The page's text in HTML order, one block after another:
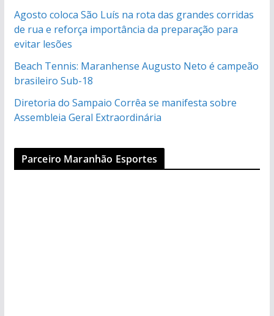
Agosto coloca São Luís na rota das grandes corridas
de rua e reforça importância da preparação para
evitar lesões
Beach Tennis: Maranhense Augusto Neto é campeão
brasileiro Sub-18
Diretoria do Sampaio Corrêa se manifesta sobre
Assembleia Geral Extraordinária
Parceiro Maranhão Esportes